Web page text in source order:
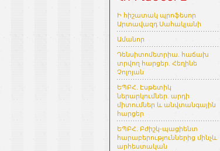
Ի հիշատակ պրոֆեսոր
Արտավազդ Սահակյանի
Ամանոր
Դենսիտոմետրիա. հաճախ
տրվող հարցեր. Հեղինե
Չոլոյան
ԵՊԲՀ. Էսթետիկ
ներարկումներ. արդի
միտումներ և անվտանգային
հարցեր
ԵՊԲՀ. Բժիշկ-պացիենտ
հարաբերություններից մինչև
արհեստական